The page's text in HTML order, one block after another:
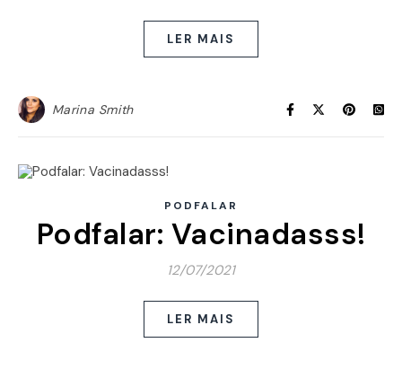
LER MAIS
Marina Smith
PODFALAR
Podfalar: Vacinadasss!
12/07/2021
LER MAIS